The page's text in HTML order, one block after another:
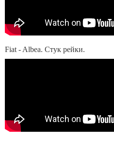
Fiat - Albea. Стук рейки.